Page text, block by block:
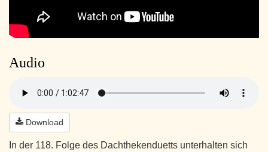
Audio
Download
In der 118. Folge des Dachthekenduetts unterhalten sich